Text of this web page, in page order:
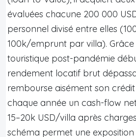
évaluées chacune 200 000
personnel divisé entre elles
100k/emprunt par villa).
touristique post-pandémie
rendement locatif brut
rembourse aisément son
chaque année un cash-flow
15–20k USD/villa après
schéma permet une